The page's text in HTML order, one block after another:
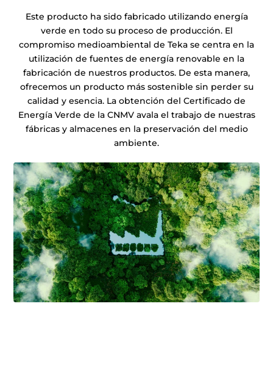
Este producto ha sido fabricado utilizando energía
verde en todo su proceso de producción. El
compromiso medioambiental de Teka se centra en la
utilización de fuentes de energía renovable en la
fabricación de nuestros productos. De esta manera,
ofrecemos un producto más sostenible sin perder su
calidad y esencia. La obtención del Certificado de
Energía Verde de la CNMV avala el trabajo de nuestras
fábricas y almacenes en la preservación del medio
ambiente.